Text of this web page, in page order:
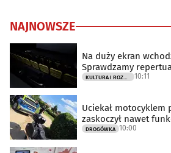
NAJNOWSZE
Na duży ekran
Sprawdzamy
10:11
Uciekał motocyklem
zaskoczył nawet
DROGÓWKA 10:00